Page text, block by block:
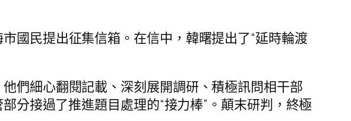
國民提出征集信箱。在信中，韓曙提出了“延時輪渡
們細心翻閱記載、深刻展開調研、積極訊問相干部
分接過了推進題目處理的“接力棒”。顛末研判，終極